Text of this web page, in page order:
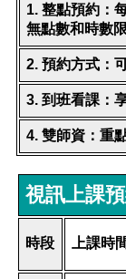
1. 整點預約：
無點數和時數限
2. 預約方式：
3. 到班看課：
4. 雙師資：重
視訊上課
時段 上課時